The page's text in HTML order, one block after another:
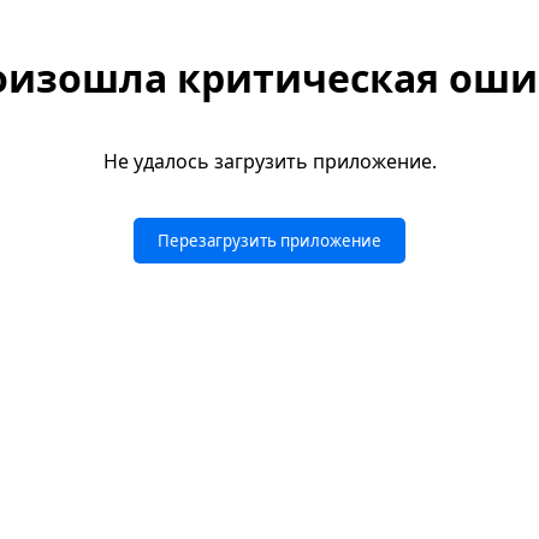
критическая
Не удалось загрузить приложение.
Перезагрузить приложение